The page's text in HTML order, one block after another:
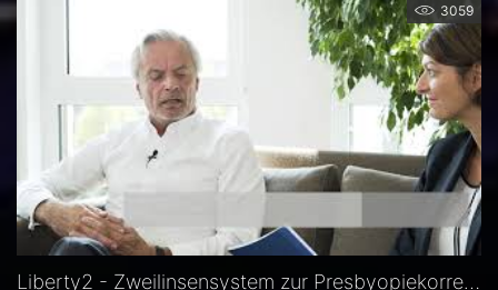
3059
Liberty2 - Zweilinsensystem zur Presbyopiekorrektur: Erfahrungsbericht Rüdiger Dworschak